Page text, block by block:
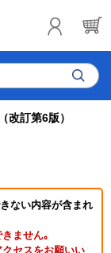
改訂第6版）
ない内容が含まれ
ません｡
セスをお願いい